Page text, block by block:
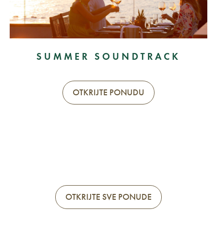
SUMMER SOUNDTRACK
OTKRIJTE PONUDU
OTKRIJTE SVE PONUDE